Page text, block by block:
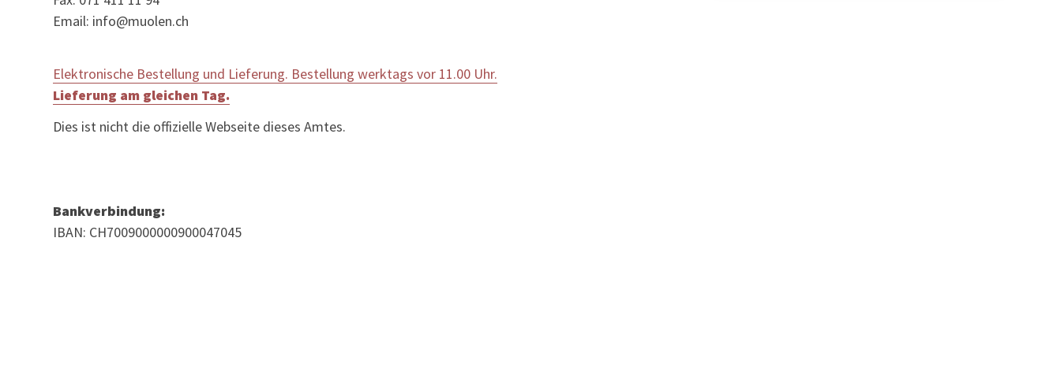
Email: info@muolen.ch
Elektronische Bestellung und Lieferung. Bestellung werktags vor 11.00 Uhr.
Lieferung am gleichen Tag.
Dies ist nicht die offizielle Webseite dieses Amtes.
Bankverbindung:
IBAN: CH7009000000900047045